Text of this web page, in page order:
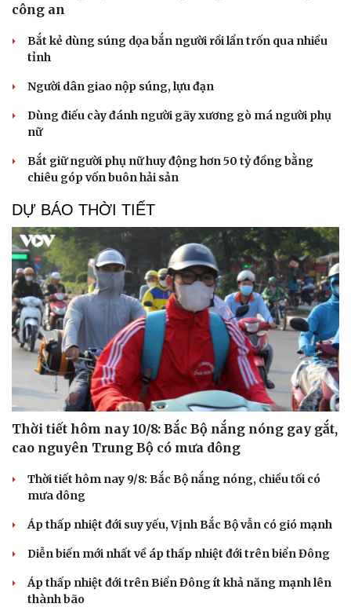
công an
Bắt kẻ dùng súng dọa bắn người rồi lẩn trốn qua nhiều
tỉnh
Người dân giao nộp súng, lựu đạn
Dùng điếu cày đánh người gãy xương gò má người phụ
nữ
Bắt giữ người phụ nữ huy động hơn 50 tỷ đồng bằng
chiêu góp vốn buôn hải sản
DỰ BÁO THỜI TIẾT
Thời tiết hôm nay 10/8: Bắc Bộ nắng nóng gay gắt,
cao nguyên Trung Bộ có mưa dông
Thời tiết hôm nay 9/8: Bắc Bộ nắng nóng, chiều tối có
mưa dông
Áp thấp nhiệt đới suy yếu, Vịnh Bắc Bộ vẫn có gió mạnh
Diễn biến mới nhất về áp thấp nhiệt đới trên biển Đông
Áp thấp nhiệt đới trên Biển Đông ít khả năng mạnh lên
thành bão